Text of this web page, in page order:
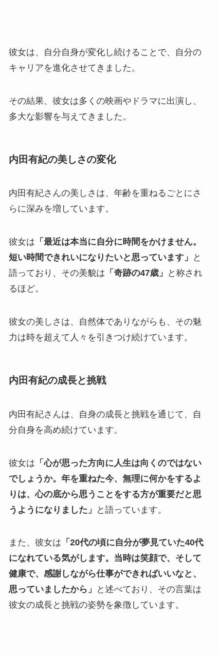
彼女は、自分自身が変化し続けることで、自分の
キャリアを進化させてきました。
その結果、彼女は多くの映画やドラマに出演し、
多大な影響を与えてきました。
内田有紀の美しさの変化
内田有紀さんの美しさは、年齢を重ねるごとにさ
らに深みを増しています。
彼女は 「最近は本当に自分に時間をかけません。
短い時間できれいになりたいと思っています」
と
語っており、その美貌は 「奇跡の47歳」
と称され
るほど。
彼女の美しさは、自然体でありながらも、その魅
力は時を超えて人々を引きつけ続けています。
内田有紀の成長と挑戦
内田有紀さんは、自身の成長と挑戦を通じて、自
分自身を高め続けています。
彼女は 「心が思った方向に人生は向くのではない
でしょうか。年を重ねた今、無理に何かをするよ
りは、心の底から思うことをする方が重要だと思
うようになりました」
と語っています。
また、彼女は 「20代の頃に自分が夢見ていた40代
になれている気がします。当時は笑顔で、そして
健康で、感謝しながら仕事ができればいいなと、
思っていましたから」
と述べており、その言葉は
彼女の成長と挑戦の姿勢を象徴しています。